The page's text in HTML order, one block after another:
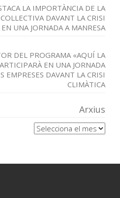
LA IMPORTÀNCIA DE LA
DAVANT LA CRISI
UNA JORNADA A MANRESA
DEL PROGRAMA «AQUÍ LA
EN UNA JORNADA
EMPRESES DAVANT LA CRISI
CLIMÀTICA
Arxius
Arxius